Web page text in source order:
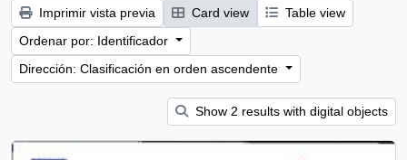
Imprimir vista previa Card view
Table view
Ordenar por: Identificador
Dirección: Clasificación en orden ascendente
Show 2 results with digital objects